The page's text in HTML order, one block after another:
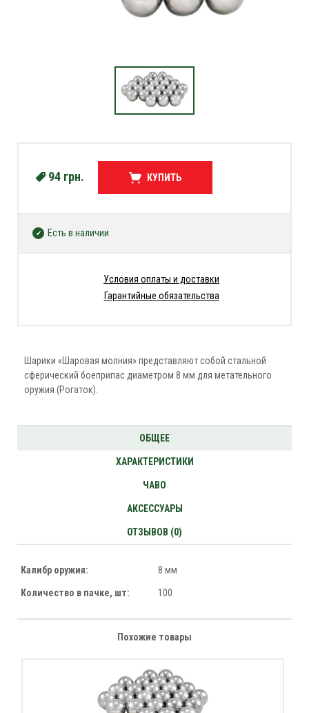
Шарики «Шаровая молния» представляют собой стальной
сферический боеприпас диаметром 8 мм для метательного
оружия (Рогаток).
94 грн. КУПИТЬ
Есть в наличии
Условия оплаты и доставки
Гарантийные обязательства
ОБЩЕЕ
ХАРАКТЕРИСТИКИ
ЧАВО
АКСЕССУАРЫ
ОТЗЫВОВ (0)
Калибр оружия: 8 мм
Количество в пачке, шт: 100
Похожие товары